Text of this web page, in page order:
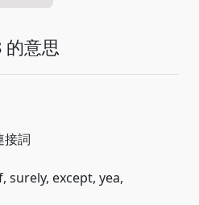
的意思
接詞
surely, except, yea,